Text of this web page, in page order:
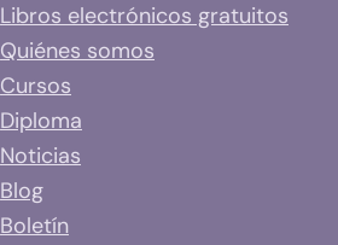
Libros electrónicos gratuitos
Quiénes somos
Cursos
Diploma
Noticias
Blog
Boletín